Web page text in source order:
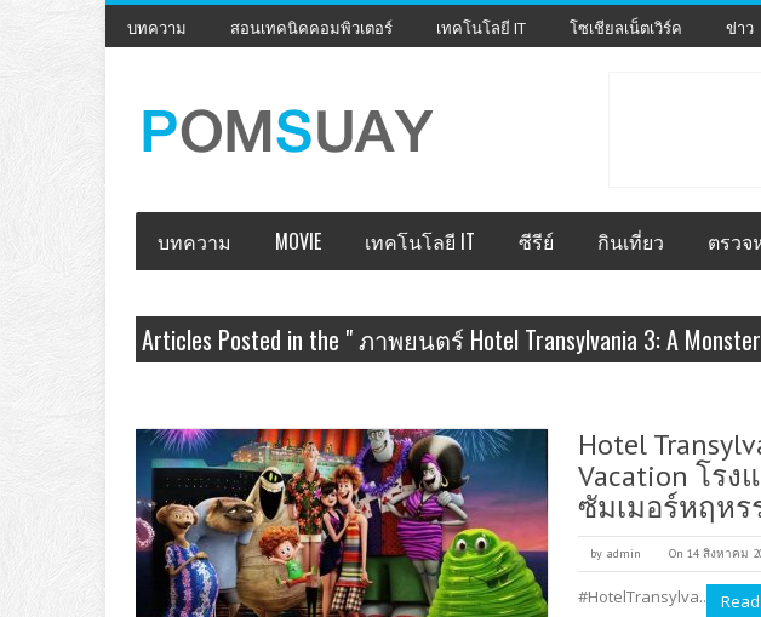
บทความ สอนเทคนิคคอมพิวเตอร์ เทคโนโลยี IT โซเชียลเน็ตเวิร์ค ข่าว
บทความ MOVIE เทคโนโลยี IT ซีรีย์ กินเที่ยว ตรวจ
Articles Posted in the " ภาพยนตร์ Hotel Transylvania 3: A
พักร้อน 3: ซัมเมอร์หฤหรรษ์ " Category
Hotel
Vacation โร
ซัมเมอร์หฤหร
by admin On 14 สิงหาคม
#HotelTransylva..